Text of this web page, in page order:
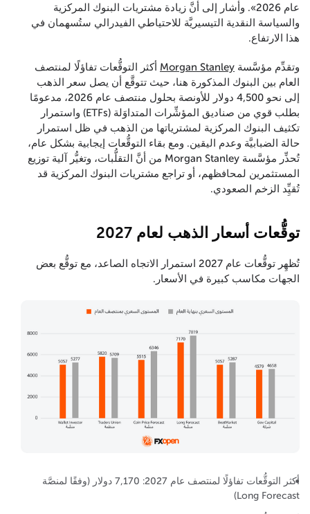
عام 2026». وأشار إلى أنَّ زيادة مشتريات البنوك المركزية
والسياسة النقدية التيسيريَّة للاحتياطي الفيدرالي ستُسهمان في
هذا الارتفاع.
وتقدِّم مؤسَّسة Morgan Stanley أكثر التوقُّعات تفاؤلًا لمنتصف
العام بين البنوك المذكورة هنا، حيث تتوقَّع أن يصل سعر الذهب
إلى نحو 4,500 دولار للأونصة بحلول منتصف عام 2026، مدعومًا
بطلب قوي من صناديق المؤشِّرات المتداوَلة (ETFs) واستمرار
تكثيف البنوك المركزية لمشترياتها من الذهب في ظل استمرار
حالة الضبابيَّة وعدم اليقين. ومع بقاء التوقُّعات إيجابية بشكل عام،
تُحذِّر مؤسَّسة Morgan Stanley من أنَّ التقلُّبات، وتغيُّر آلية توزيع
المستثمرين لمحافظهم، أو تراجع مشتريات البنوك المركزية قد
تُقيِِّد الزخم الصعودي.
توقُّعات أسعار الذهب لعام 2027
تُظهِر توقُّعات عام 2027 استمرار الاتجاه الصاعد، مع توقُّع بعض
الجهات مكاسب كبيرة في الأسعار.
أكثر التوقُّعات تفاؤلًا لمنتصف عام 2027: 7,170 دولار (وفقًا لمنصَّة
Long Forecast)